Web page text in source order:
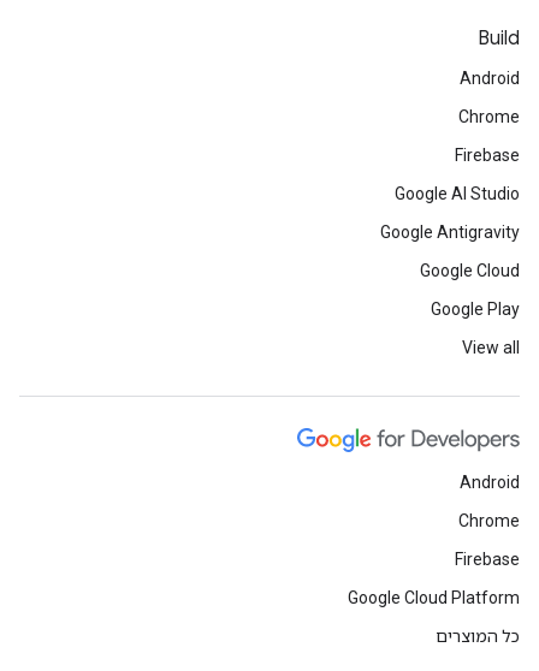
Build
Android
Chrome
Firebase
Google AI Studio
Google Antigravity
Google Cloud
Google Play
View all
Android
Chrome
Firebase
Google Cloud Platform
כל המוצרים